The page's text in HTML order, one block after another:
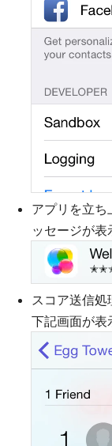
アプリを立
ッセージが表
スコア送信処
下記画面が表